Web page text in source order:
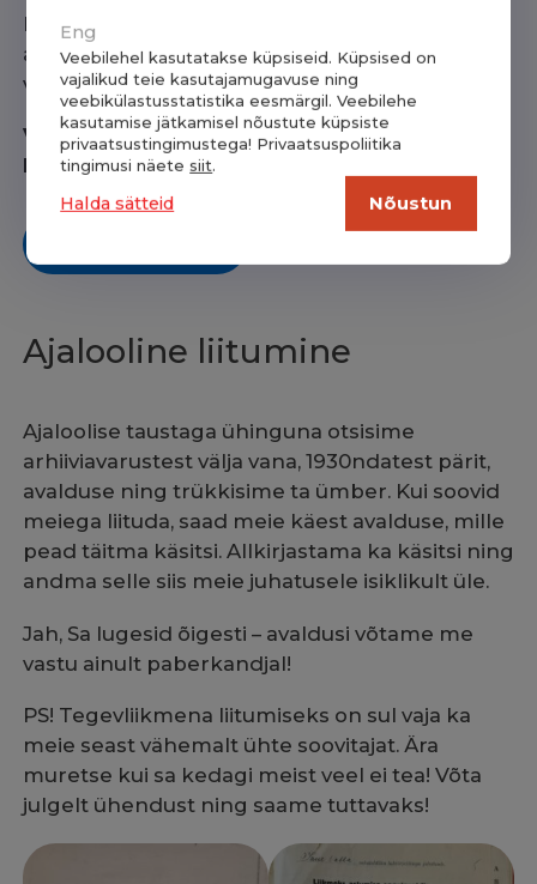
Eng
Veebilehel kasutatakse küpsiseid. Küpsised on
vajalikud teie kasutajamugavuse ning
veebikülastusstatistika eesmärgil. Veebilehe
kasutamise jätkamisel nõustute küpsiste
privaatsustingimustega! Privaatsuspoliitika
tingimusi näete siit.
Halda sätteid Nõustun
Meie oleme muidugi sulle igati toeks ning
aitame sind alates su esimesest mõttest
vabatahtlikuks päästjaks saamisel.
Vabatahtlike päästjate õpet korraldab
Päästeamet!
Ajalooline liitumine
Ajaloolise taustaga ühinguna otsisime
arhiiviavarustest välja vana, 1930ndatest pärit,
avalduse ning trükkisime ta ümber. Kui soovid
meiega liituda, saad meie käest avalduse, mille
pead täitma käsitsi. Allkirjastama ka käsitsi ning
andma selle siis meie juhatusele isiklikult üle.
Jah, Sa lugesid õigesti – avaldusi võtame me
vastu ainult paberkandjal!
PS! Tegevliikmena liitumiseks on sul vaja ka
meie seast vähemalt ühte soovitajat. Ära
muretse kui sa kedagi meist veel ei tea! Võta
julgelt ühendust ning saame tuttavaks!